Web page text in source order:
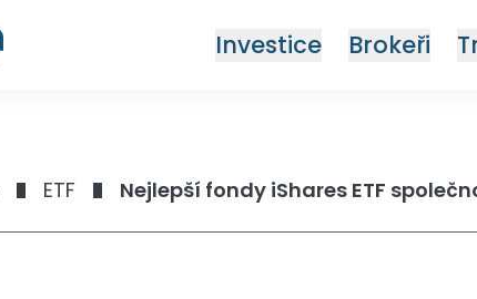
Investice Brokeři
ETF Nejlepší fondy iShares ETF